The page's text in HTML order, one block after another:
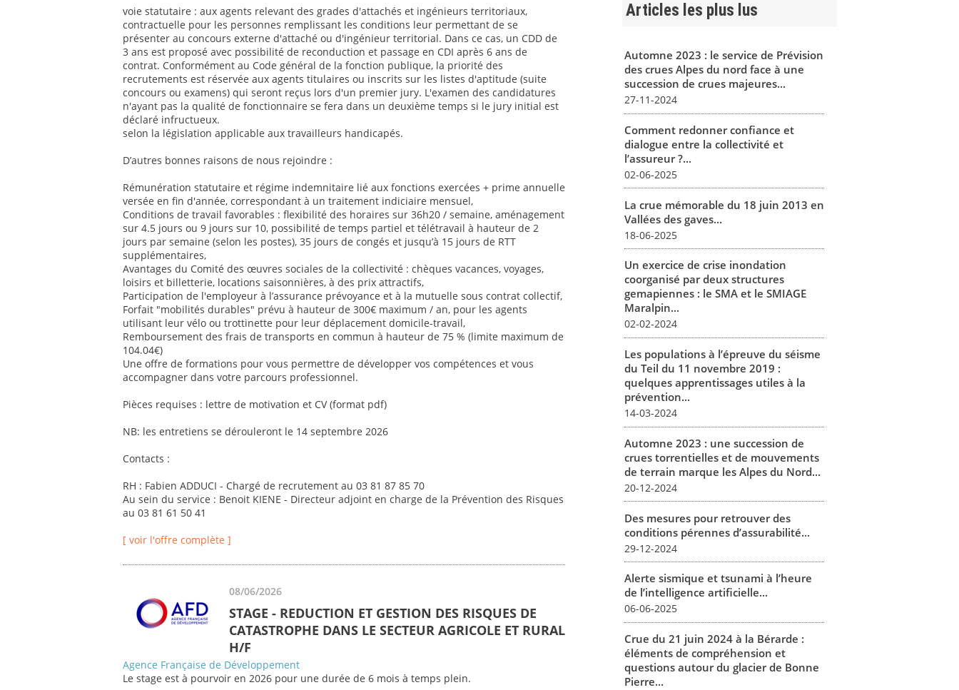
voie statutaire : aux agents relevant des grades d'attachés et ingénieurs territoriaux,
contractuelle pour les personnes remplissant les conditions leur permettant de se
présenter au concours externe d'attaché ou d'ingénieur territorial. Dans ce cas, un CDD de
3 ans est proposé avec possibilité de reconduction et passage en CDI après 6 ans de
contrat. Conformément au Code général de la fonction publique, la priorité des
recrutements est réservée aux agents titulaires ou inscrits sur les listes d'aptitude (suite
concours ou examens) qui seront reçus lors d'un premier jury. L'examen des candidatures
n'ayant pas la qualité de fonctionnaire se fera dans un deuxième temps si le jury initial est
déclaré infructueux.
selon la législation applicable aux travailleurs handicapés.
D’autres bonnes raisons de nous rejoindre :
Rémunération statutaire et régime indemnitaire lié aux fonctions exercées + prime annuelle
versée en fin d'année, correspondant à un traitement indiciaire mensuel,
Conditions de travail favorables : flexibilité des horaires sur 36h20 / semaine, aménagement
sur 4.5 jours ou 9 jours sur 10, possibilité de temps partiel et télétravail à hauteur de 2
jours par semaine (selon les postes), 35 jours de congés et jusqu’à 15 jours de RTT
supplémentaires,
Avantages du Comité des œuvres sociales de la collectivité : chèques vacances, voyages,
loisirs et billetterie, locations saisonnières, à des prix attractifs,
Participation de l'employeur à l’assurance prévoyance et à la mutuelle sous contrat collectif,
Forfait "mobilités durables" prévu à hauteur de 300€ maximum / an, pour les agents
utilisant leur vélo ou trottinette pour leur déplacement domicile-travail,
Remboursement des frais de transports en commun à hauteur de 75 % (limite maximum de
104.04€)
Une offre de formations pour vous permettre de développer vos compétences et vous
accompagner dans votre parcours professionnel.
Pièces requises : lettre de motivation et CV (format pdf)
NB: les entretiens se dérouleront le 14 septembre 2026
Contacts :
RH : Fabien ADDUCI - Chargé de recrutement au 03 81 87 85 70
Au sein du service : Benoit KIENE - Directeur adjoint en charge de la Prévention des Risques
au 03 81 61 50 41
[ voir l'offre complète ]
08/06/2026
STAGE - REDUCTION ET GESTION DES RISQUES DE
CATASTROPHE DANS LE SECTEUR AGRICOLE ET RURAL
H/F
Agence Française de Développement
Le stage est à pourvoir en 2026 pour une durée de 6 mois à temps plein.
Articles les plus lus
Automne 2023 : le service de Prévision
des crues Alpes du nord face à une
succession de crues majeures...
27-11-2024
Comment redonner confiance et
dialogue entre la collectivité et
l’assureur ?...
02-06-2025
La crue mémorable du 18 juin 2013 en
Vallées des gaves...
18-06-2025
Un exercice de crise inondation
coorganisé par deux structures
gemapiennes : le SMA et le SMIAGE
Maralpin...
02-02-2024
Les populations à l’épreuve du séisme
du Teil du 11 novembre 2019 :
quelques apprentissages utiles à la
prévention...
14-03-2024
Automne 2023 : une succession de
crues torrentielles et de mouvements
de terrain marque les Alpes du Nord...
20-12-2024
Des mesures pour retrouver des
conditions pérennes d’assurabilité...
29-12-2024
Alerte sismique et tsunami à l’heure
de l’intelligence artificielle...
06-06-2025
Crue du 21 juin 2024 à la Bérarde :
éléments de compréhension et
questions autour du glacier de Bonne
Pierre...